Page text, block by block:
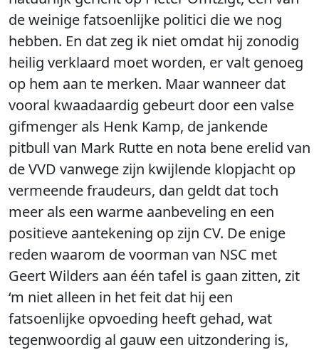
de weinige fatsoenlijke politici die we nog
hebben. En dat zeg ik niet omdat hij zonodig
heilig verklaard moet worden, er valt genoeg
op hem aan te merken. Maar wanneer dat
vooral kwaadaardig gebeurt door een valse
gifmenger als Henk Kamp, de jankende
pitbull van Mark Rutte en nota bene erelid van
de VVD vanwege zijn kwijlende klopjacht op
vermeende fraudeurs, dan geldt dat toch
meer als een warme aanbeveling en een
positieve aantekening op zijn CV. De enige
reden waarom de voorman van NSC met
Geert Wilders aan één tafel is gaan zitten, zit
‘m niet alleen in het feit dat hij een
fatsoenlijke opvoeding heeft gehad, wat
tegenwoordig al gauw een uitzondering is,